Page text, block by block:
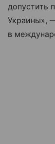
допустить
Украины»,
в